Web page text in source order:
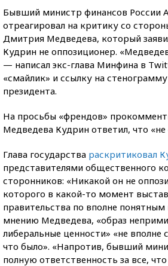
Бывший министр финансов России
отреагировал на критику со
Дмитрия Медведева, который
Кудрин не оппозиционер.
— написал экс-глава Минфина в
«смайлик» и ссылку на
президента.
На просьбы «френдов»
Медведева Кудрин ответил, что «не
Глава государства раскритиковал
представителями общественного
сторонников: «Никакой он не
которого в какой-то момент
правительства по вполне
мнению Медведева, «образ
либеральные ценности» «не вполне
что было». «Напротив, бывший
полную ответственность за все,